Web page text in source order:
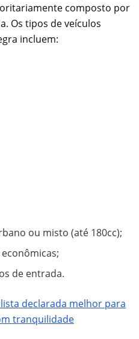
composto por
Os tipos de veículos
incluem:
ou misto (até 180cc);
de entrada.
declarada melhor para
tranquilidade